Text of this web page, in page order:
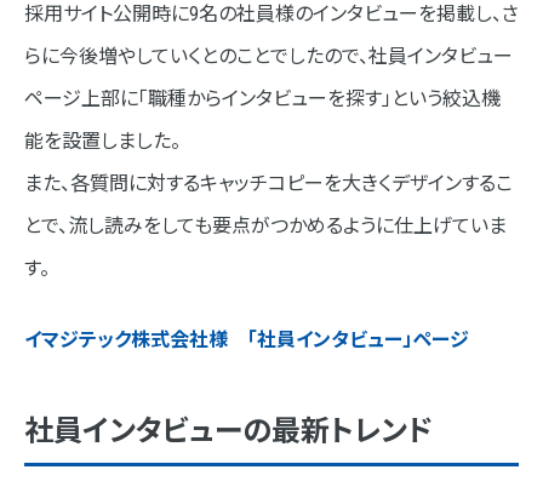
採用サイト公開時に9名の社員様のインタビューを掲載し、さ
らに今後増やしていくとのことでしたので、社員インタビュー
ページ上部に「職種からインタビューを探す」という絞込機
能を設置しました。
また、各質問に対するキャッチコピーを大きくデザインするこ
とで、流し読みをしても要点がつかめるように仕上げていま
す。
イマジテック株式会社様 「社員インタビュー」ページ
社員インタビューの最新トレンド